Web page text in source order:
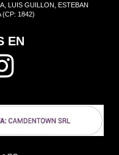
LUIS GUILLON, ESTEBAN
(CP: 1842)
EN